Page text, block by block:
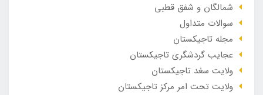
شمالگان و شفق قطبی
سوالات متداول
مجله تاجیکستان
عجایب گردشگری تاجیکستان
ولایت سغد تاجیکستان
ولایت تحت امر مرکز تاجیکستان